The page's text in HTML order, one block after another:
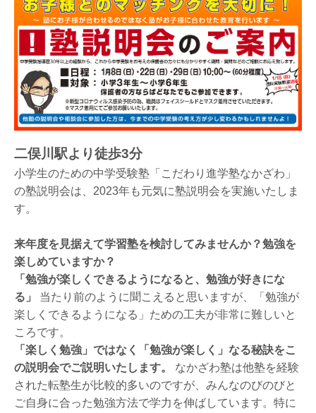
二俣川駅より徒歩3分
小学生のための中学受験塾「こだわり進学塾なかざわ」
の塾説明会は、2023年も元気に塾説明会を実施いたしま
す。
来年度を見据えて学習塾を検討してみませんか？勉強を
楽しめていますか？
「勉強が楽しくできるようになると、勉強が好きにな
る」
当たり前のように聞こえると思いますが、「勉強が
楽しくできるようになる」ための工夫が非常に難しいと
ころです。
「楽しく勉強」ではなく「勉強が楽しく」なる秘訣をこ
の説明会でご説明いたします。
なかざわ塾は他塾を経験
された転塾生が比較的多いのですが、みんなのびのびと
ご自身に合った勉強方法で学力を伸ばしています。特に